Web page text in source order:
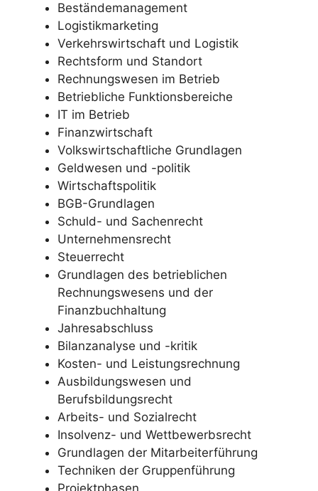
Beständemanagement
Logistikmarketing
Verkehrswirtschaft und Logistik
Rechtsform und Standort
Rechnungswesen im Betrieb
Betriebliche Funktionsbereiche
IT im Betrieb
Finanzwirtschaft
Volkswirtschaftliche Grundlagen
Geldwesen und -politik
Wirtschaftspolitik
BGB-Grundlagen
Schuld- und Sachenrecht
Unternehmensrecht
Steuerrecht
Grundlagen des betrieblichen
Rechnungswesens und der
Finanzbuchhaltung
Jahresabschluss
Bilanzanalyse und -kritik
Kosten- und Leistungsrechnung
Ausbildungswesen und
Berufsbildungsrecht
Arbeits- und Sozialrecht
Insolvenz- und Wettbewerbsrecht
Grundlagen der Mitarbeiterführung
Techniken der Gruppenführung
Projektphasen